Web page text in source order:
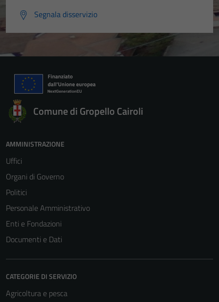
Segnala disservizio
Comune di Gropello Cairoli
AMMINISTRAZIONE
Uffici
Organi di Governo
Politici
Personale Amministrativo
Enti e Fondazioni
Documenti e Dati
CATEGORIE DI SERVIZIO
Agricoltura e pesca